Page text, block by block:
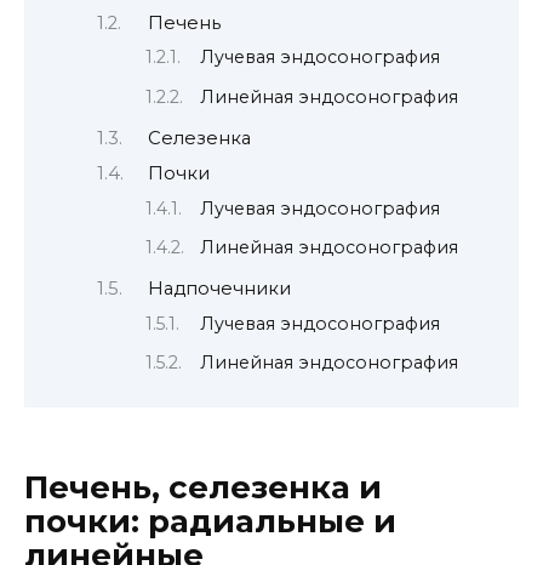
Печень
Лучевая эндосонография
Линейная эндосонография
Селезенка
Почки
Лучевая эндосонография
Линейная эндосонография
Надпочечники
Лучевая эндосонография
Линейная эндосонография
Печень, селезенка и
почки: радиальные и
линейные